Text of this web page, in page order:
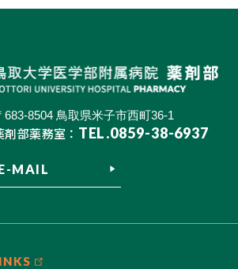
683-8504 鳥取県米子市西町36-1
剤部薬務室： TEL.0859-38-6937
MAIL